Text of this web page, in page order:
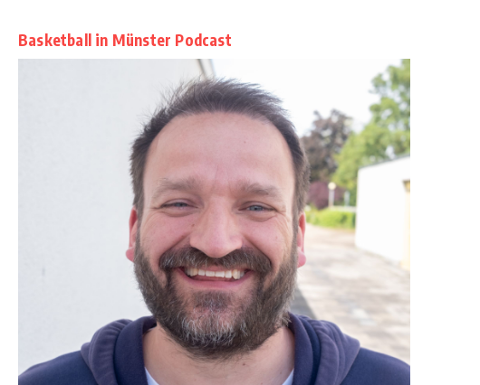
Basketball in Münster Podcast